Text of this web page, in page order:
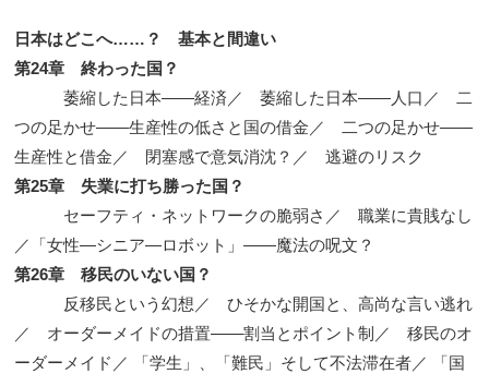
日本はどこへ……？ 基本と間違い
第24章 終わった国？
萎縮した日本——経済／ 萎縮した日本——人口／ 二
つの足かせ——生産性の低さと国の借金／ 二つの足かせ——
生産性と借金／ 閉塞感で意気消沈？／ 逃避のリスク
第25章 失業に打ち勝った国？
セーフティ・ネットワークの脆弱さ／ 職業に貴賎なし
／「女性—シニア—ロボット」——魔法の呪文？
第26章 移民のいない国？
反移民という幻想／ ひそかな開国と、高尚な言い逃れ
／ オーダーメイドの措置——割当とポイント制／ 移民のオ
ーダーメイド／ 「学生」、「難民」そして不法滞在者／ 「国